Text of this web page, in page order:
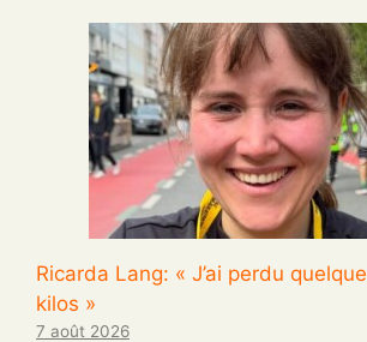
Ricarda Lang: « J’ai perdu
kilos »
7 août 2026